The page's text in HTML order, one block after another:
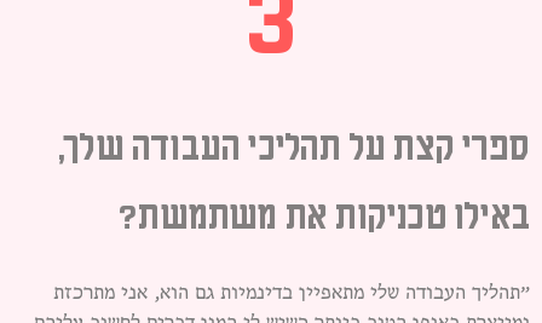
ספרי קצת על תהליכי העבודה שלך,
באילו טכניקות את משתמשת?
״תהליך העבודה שלי מתאפיין בדינמיות גם הוא, אני מתרכזת